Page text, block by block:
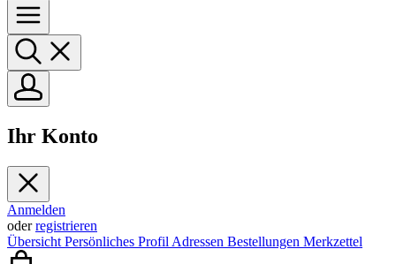
Ihr Konto
Anmelden
oderregistrieren
Übersicht Persönliches Profil Adressen Bestellungen Merkzettel